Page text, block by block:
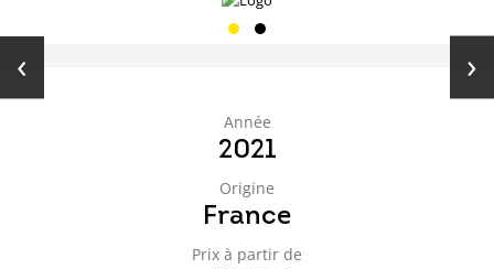
‹ ›
Année
2021
Origine
France
Prix à partir de